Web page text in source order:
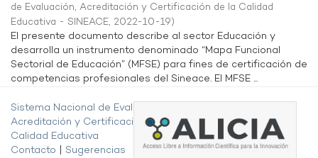
de Evaluación, Acreditación y Certificación de la Calidad
Educativa - SINEACE, 2022-10-19)
El presente documento describe al sector Educación y
desarrolla un instrumento denominado “Mapa Funcional
Sectorial de Educación” (MFSE) para fines de certificación de
competencias profesionales del Sineace. El MFSE ...
Sistema Nacional de Evaluación,
Acreditación y Certificación de la
Calidad Educativa
Contacto
Sugerencias